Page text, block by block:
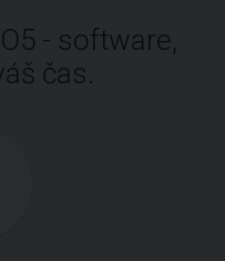
- software,
čas.